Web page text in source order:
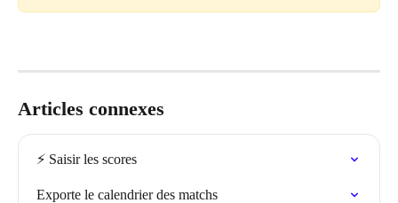
Articles connexes
⚡️ Saisir les scores
Exporte le calendrier des matchs